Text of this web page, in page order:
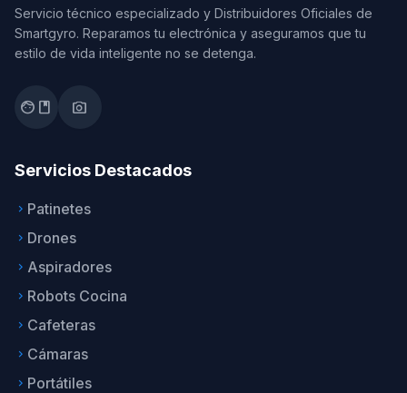
Servicio técnico especializado y Distribuidores Oficiales de
Smartgyro. Reparamos tu electrónica y aseguramos que tu
estilo de vida inteligente no se detenga.
facebook photo_camera
Servicios Destacados
keyboard_arrow_right Patinetes
keyboard_arrow_right Drones
keyboard_arrow_right Aspiradores
keyboard_arrow_right Robots Cocina
keyboard_arrow_right Cafeteras
keyboard_arrow_right Cámaras
keyboard_arrow_right Portátiles